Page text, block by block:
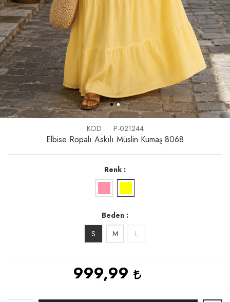
KOD P-021244
Elbise Ropalı Askılı Müslin Kumaş 8068
Renk
Beden
S
M L
999,99